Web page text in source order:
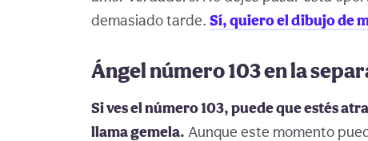
demasiado tarde. Sí, quiero el dibujo de
Ángel número 103 en la
Si ves el número 103, puede que estés
llama gemela. Aunque este momento